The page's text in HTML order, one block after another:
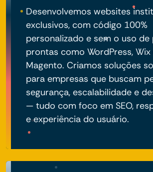
Desenvolvemos websites
exclusivos, com código 100%
personalizado e sem o uso
prontas como WordPress, Wix
Magento. Criamos soluções
para empresas que buscam
segurança, escalabilidade e
— tudo com foco em SEO,
e experiência do usuário.